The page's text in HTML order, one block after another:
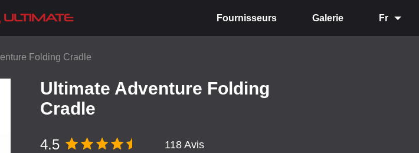
Fournisseurs Galerie Fr
Folding Cradle
Ultimate Adventure Folding
Cradle
4.5 118 Avis